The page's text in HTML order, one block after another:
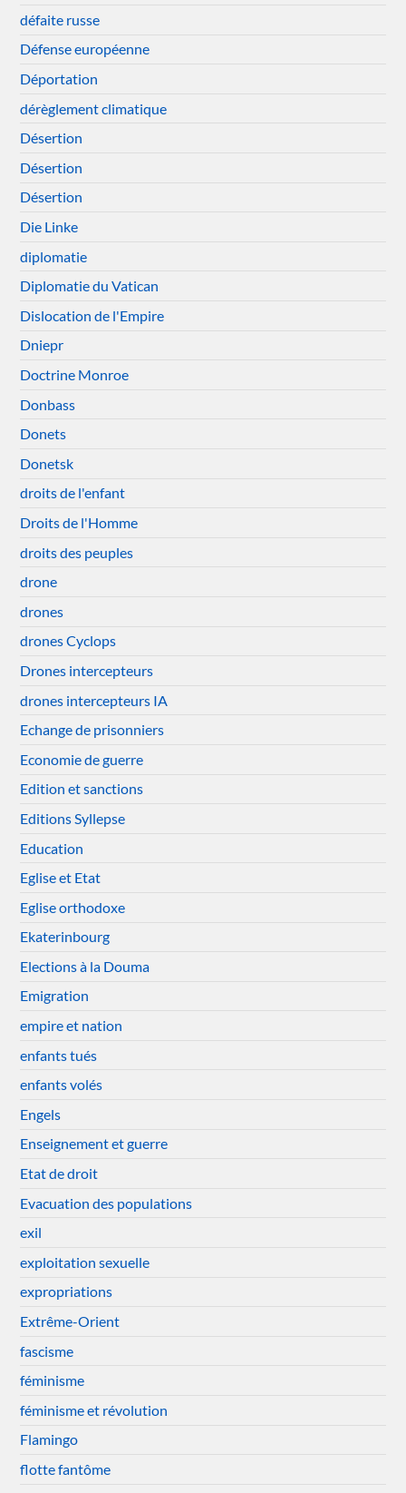
défaite russe
Défense européenne
Déportation
dérèglement climatique
Désertion
Désertion
Désertion
Die Linke
diplomatie
Diplomatie du Vatican
Dislocation de l'Empire
Dniepr
Doctrine Monroe
Donbass
Donets
Donetsk
droits de l'enfant
Droits de l'Homme
droits des peuples
drone
drones
drones Cyclops
Drones intercepteurs
drones intercepteurs IA
Echange de prisonniers
Economie de guerre
Edition et sanctions
Editions Syllepse
Education
Eglise et Etat
Eglise orthodoxe
Ekaterinbourg
Elections à la Douma
Emigration
empire et nation
enfants tués
enfants volés
Engels
Enseignement et guerre
Etat de droit
Evacuation des populations
exil
exploitation sexuelle
expropriations
Extrême-Orient
fascisme
féminisme
féminisme et révolution
Flamingo
flotte fantôme